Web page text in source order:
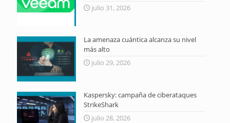
julio 31, 2026
La amenaza cuántica alcanza su nivel
más alto
julio 29, 2026
Kaspersky: campaña de ciberataques
StrikeShark
julio 28, 2026